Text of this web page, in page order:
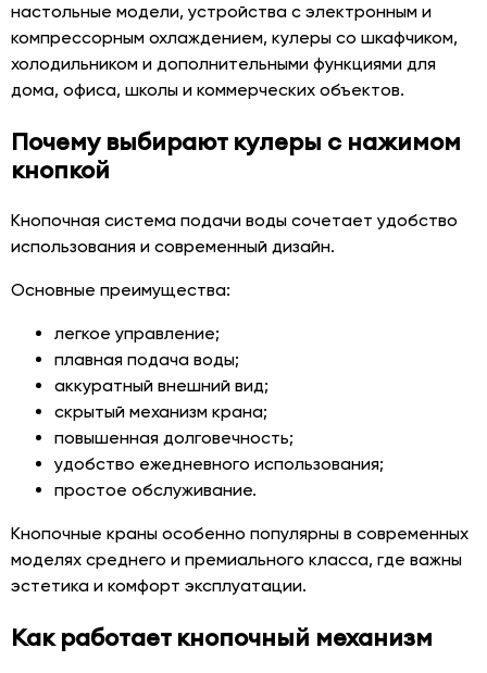
настольные модели, устройства с электронным и
компрессорным охлаждением, кулеры со шкафчиком,
холодильником и дополнительными функциями для
дома, офиса, школы и коммерческих объектов.
Почему выбирают кулеры с нажимом
кнопкой
Кнопочная система подачи воды сочетает удобство
использования и современный дизайн.
Основные преимущества:
легкое управление;
плавная подача воды;
аккуратный внешний вид;
скрытый механизм крана;
повышенная долговечность;
удобство ежедневного использования;
простое обслуживание.
Кнопочные краны особенно популярны в современных
моделях среднего и премиального класса, где важны
эстетика и комфорт эксплуатации.
Как работает кнопочный механизм